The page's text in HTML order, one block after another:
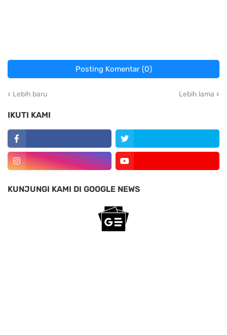
Posting Komentar (0)
Lebih baru Lebih lama
IKUTI KAMI
KUNJUNGI KAMI DI GOOGLE NEWS